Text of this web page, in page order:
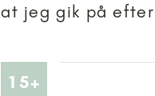
at jeg gik på
15+